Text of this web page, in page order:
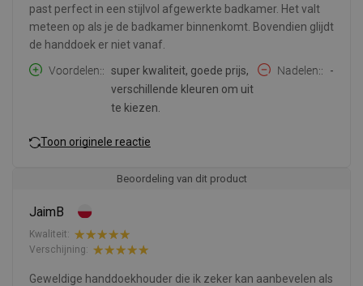
past perfect in een stijlvol afgewerkte badkamer. Het valt
meteen op als je de badkamer binnenkomt. Bovendien glijdt
de handdoek er niet vanaf.
Voordelen:
super kwaliteit, goede prijs,
verschillende kleuren om uit
te kiezen.
Nadelen: -
Toon originele reactie
Beoordeling van dit product
JaimB
Kwaliteit:
Verschijning:
Geweldige handdoekhouder die ik zeker kan aanbevelen als